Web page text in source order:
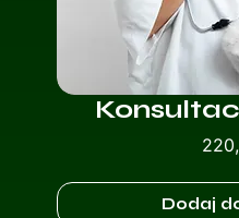
Dodaj